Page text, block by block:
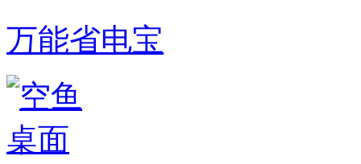
万能省电宝